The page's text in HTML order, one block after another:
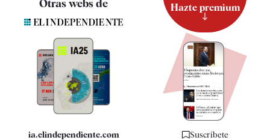
Quiénes somos
Especificaciones
Otras webs de
ia.elindependiente.com
Hazte premium
Suscríbete